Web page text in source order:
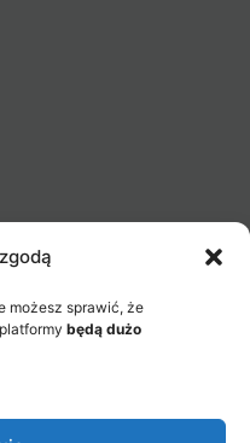
możesz sprawić, że
będą dużo